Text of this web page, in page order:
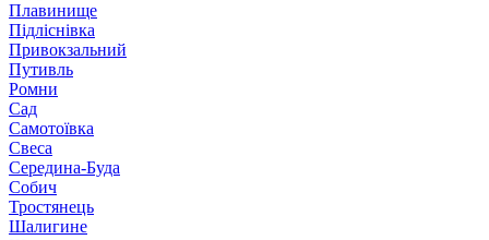
Плавинище
Підліснівка
Привокзальний
Путивль
Ромни
Сад
Самотоївка
Свеса
Середина-Буда
Собич
Тростянець
Шалигине